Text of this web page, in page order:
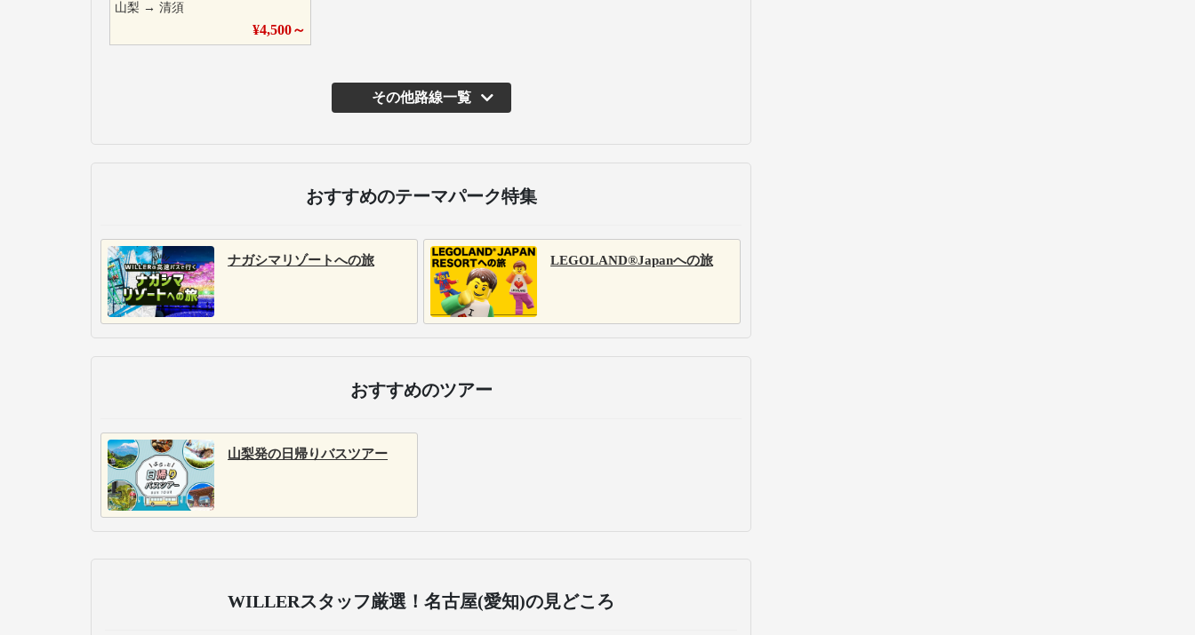
山梨 → 清須
¥4,500～
その他路線一覧
おすすめのテーマパーク特集
ナガシマリゾートへの旅 LEGOLAND®Japanへの旅
おすすめのツアー
山梨発の日帰りバスツアー
WILLERスタッフ厳選！名古屋(愛知)の見どころ